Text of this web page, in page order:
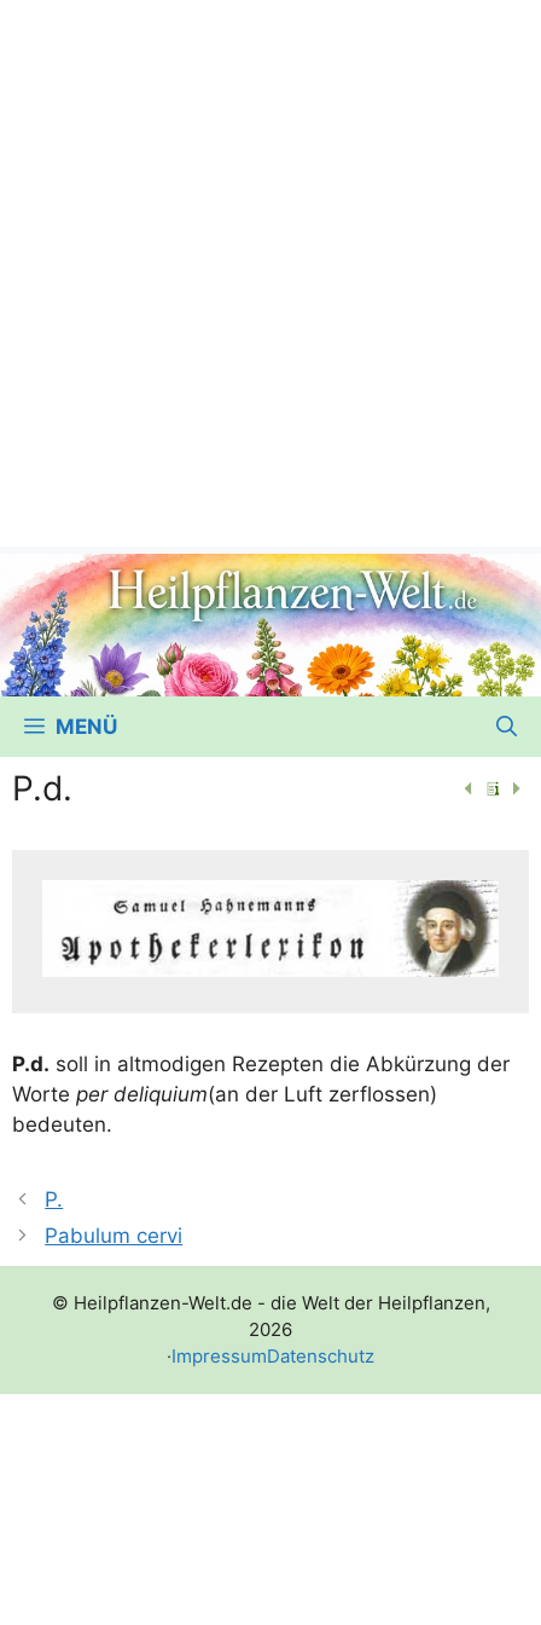
MENÜ
P.d.
P.d. soll in alt­mo­di­gen Rezep­ten die Abkür­zung der
Wor­te per deli­qui­um(an der Luft zer­flos­sen)
bedeuten.
P.
Pabulum cervi
© Heilpflanzen-Welt.de - die Welt der Heilpflanzen,
2026
·ImpressumDatenschutz